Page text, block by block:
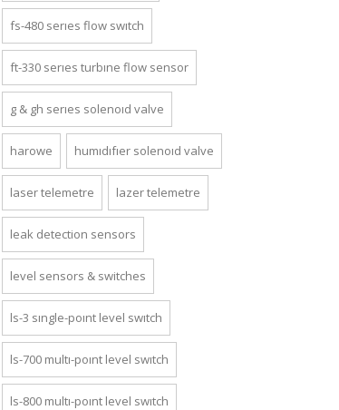
fs-480 series flow switch
ft-330 series turbine flow sensor
g & gh series solenoid valve
harowe humidifier solenoid valve
laser telemetre lazer telemetre
leak detection sensors
level sensors & switches
ls-3 single-point level switch
ls-700 multi-point level switch
ls-800 multi-point level switch